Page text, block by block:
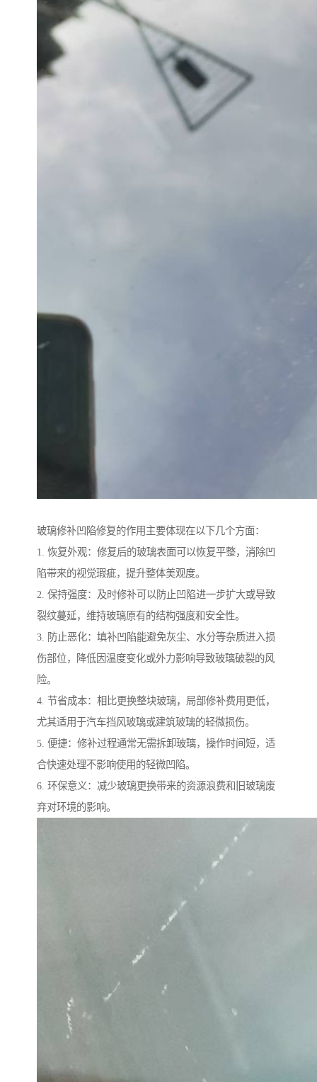
玻璃修补凹陷修复的作用主要体现在以下几个方面：
1. 恢复外观：修复后的玻璃表面可以恢复平整，消除凹
陷带来的视觉瑕疵，提升整体美观度。
2. 保持强度：及时修补可以防止凹陷进一步扩大或导致
裂纹蔓延，维持玻璃原有的结构强度和安全性。
3. 防止恶化：填补凹陷能避免灰尘、水分等杂质进入损
伤部位，降低因温度变化或外力影响导致玻璃破裂的风
险。
4. 节省成本：相比更换整块玻璃，局部修补费用更低，
尤其适用于汽车挡风玻璃或建筑玻璃的轻微损伤。
5. 便捷：修补过程通常无需拆卸玻璃，操作时间短，适
合快速处理不影响使用的轻微凹陷。
6. 环保意义：减少玻璃更换带来的资源浪费和旧玻璃废
弃对环境的影响。